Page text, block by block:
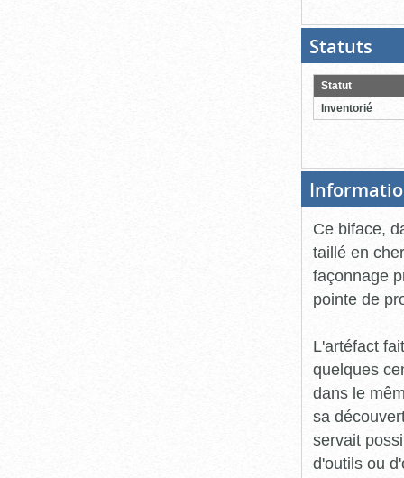
Statuts
pour
Statut
Inventorié
Ce biface,
taillé en
façonnage
pointe de
L'artéfact
quelques
dans le
sa
servait
d'outils ou